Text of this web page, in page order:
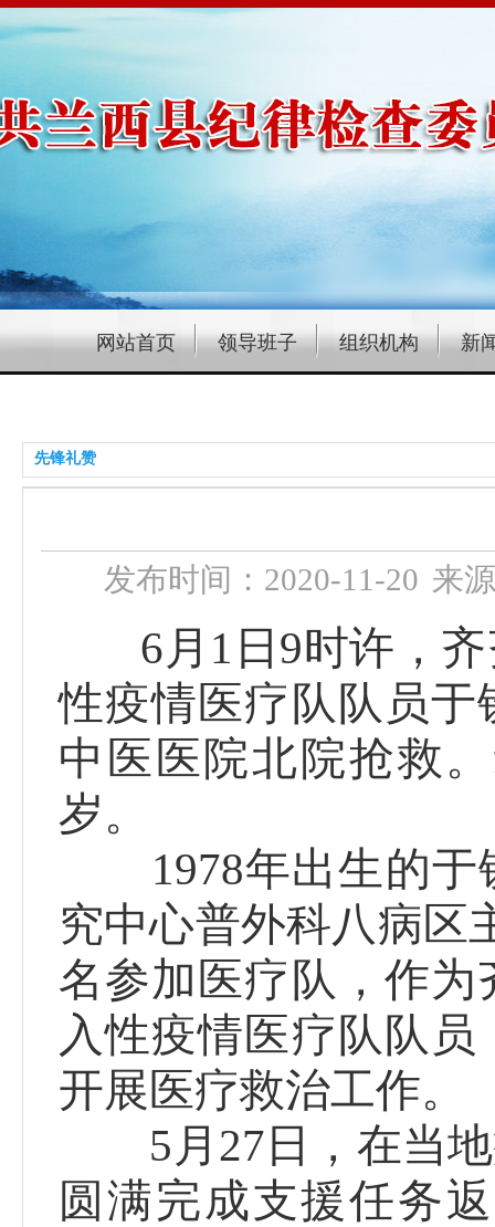
网站首页 领导班子 组织机构 新
先锋礼赞
发布时间：2020-11-20 来
6月1日9时许，齐
性疫情医疗队队员
中医医院北院抢救
岁。
1978年出生的于
究中心普外科八病区
名参加医疗队，作
入性疫情医疗队队
开展医疗救治工作。
5月27日，在当地
圆满完成支援任务